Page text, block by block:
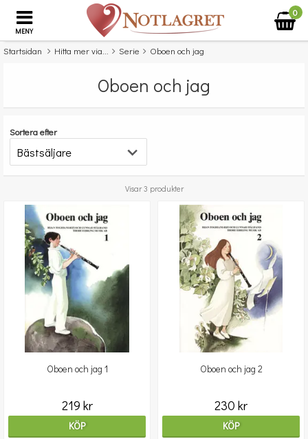
MENY
0
Startsidan Hitta mer via... Serie Oboen och jag
Oboen och jag
Sortera efter
Visar 3 produkter
Oboen och jag 1
219 kr
KÖP
Oboen och jag 2
230 kr
KÖP